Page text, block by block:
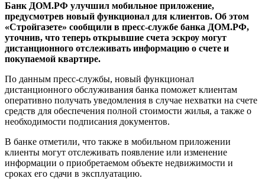
Банк ДОМ.РФ улучшил мобильное приложение,
предусмотрев новый функционал для клиентов. Об этом
«Стройгазете» сообщили в пресс-службе банка ДОМ.РФ,
уточнив, что теперь открывшие счета эскроу могут
дистанционного отслеживать информацию о счете и
покупаемой квартире.
По данным пресс-службы, новый функционал
дистанционного обслуживания банка поможет клиентам
оперативно получать уведомления в случае нехватки на счете
средств для обеспечения полной стоимости жилья, а также о
необходимости подписания документов.
В банке отметили, что также в мобильном приложении
клиенты могут отслеживать появление или изменение
информации о приобретаемом объекте недвижимости и
сроках его сдачи в эксплуатацию.